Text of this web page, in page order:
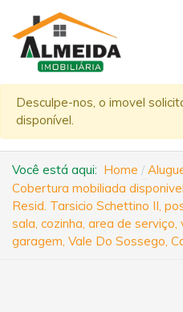
Desculpe-nos, o imovel
disponível.
Você está aqui: Home
Cobertura mobiliada
Resid. Tarsicio Schettino II,
sala, cozinha, area de serviço,
garagem, Vale Do Sossego,